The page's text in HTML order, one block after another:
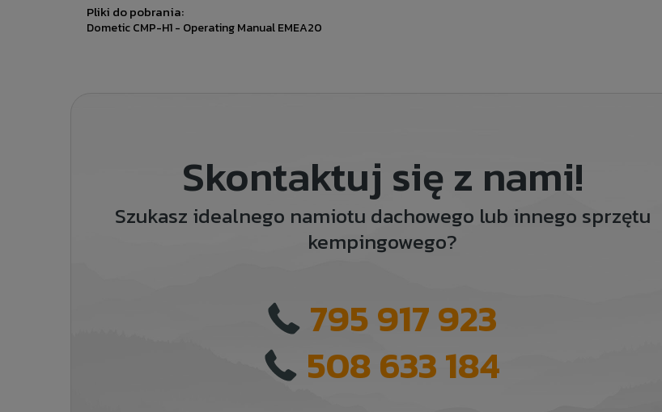
Pliki do pobrania:
Dometic CMP-H1 - Operating Manual EMEA20
Skontaktuj się z nami!
Szukasz idealnego namiotu dachowego lub innego sprzętu
kempingowego?
795 917 923
508 633 184